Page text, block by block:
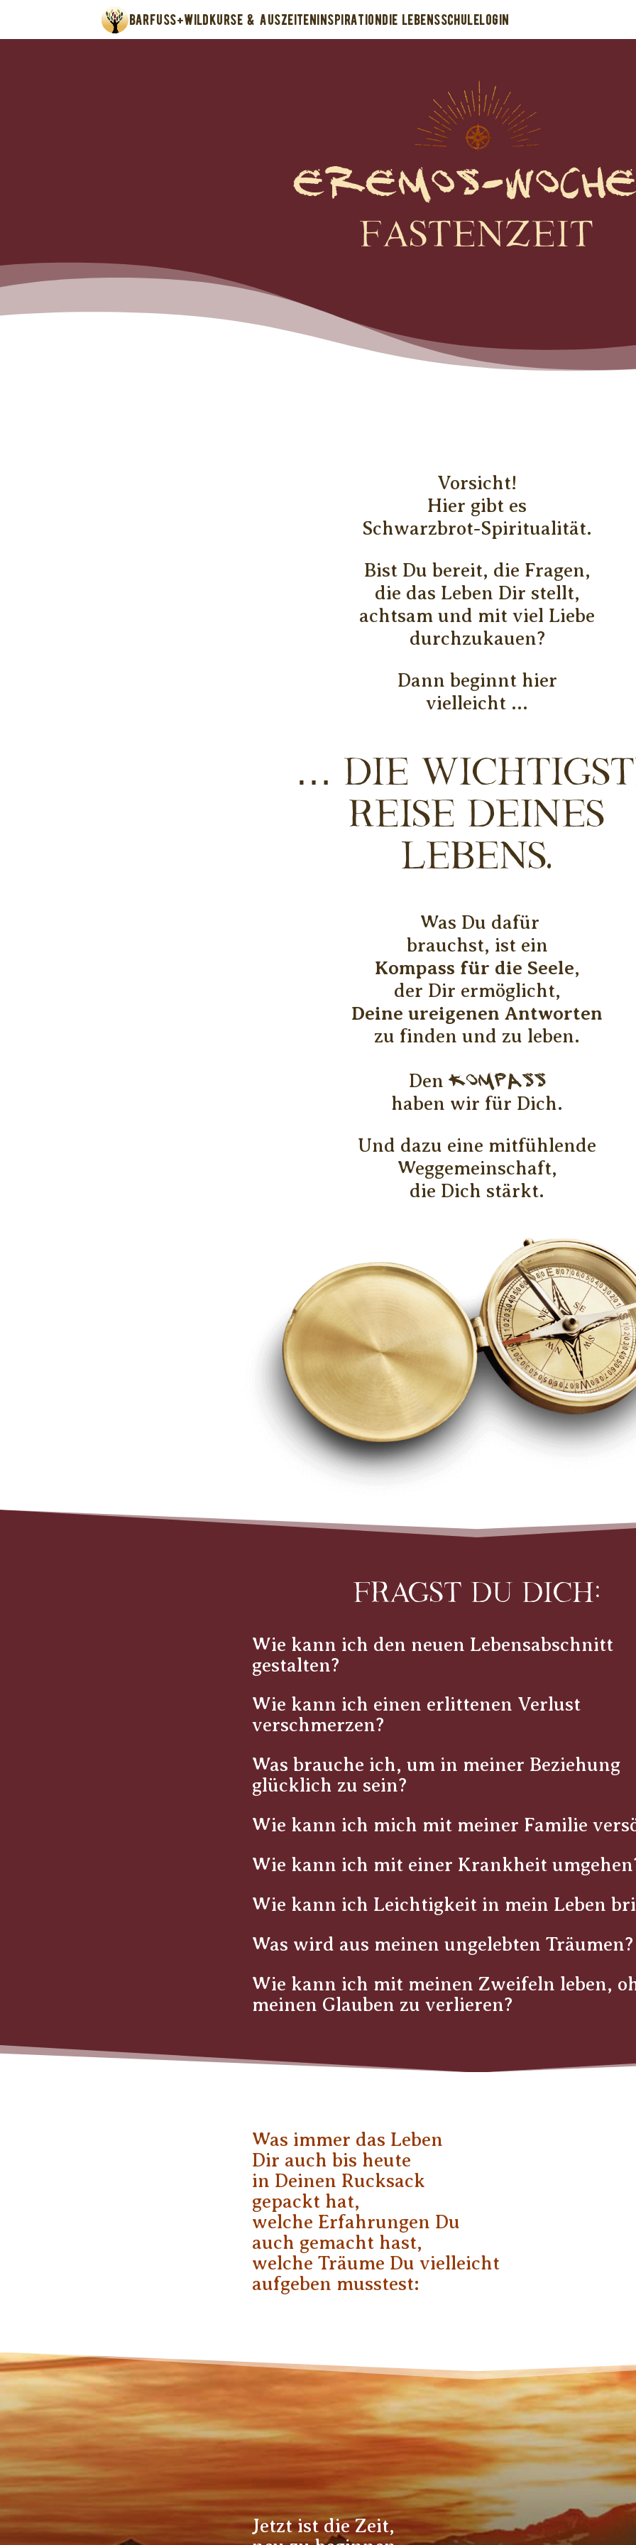
BARFUSS+WILDKURSE & AUSZEITENINSPIRATIONDIE LEBENSSCHULELOGIN
eremos-
Fastenzeit
Vorsicht!
Hier gibt es
Schwarzbrot-Spiritualität.
Bist Du bereit, die Fragen,
die das Leben Dir stellt,
achtsam und mit viel Liebe
durchzukauen?
Dann beginnt hier
vielleicht ...
… die
Reise Deines
Lebens.
Was Du dafür
brauchst, ist ein
Kompass für die Seele,
der Dir ermöglicht,
Deine ureigenen Antworten
zu finden und zu leben.
Den Kompass
haben wir für Dich.
Und dazu eine mitfühlende
Weggemeinschaft,
die Dich stärkt.
FRAGST DU DICH:
Wie kann ich den neuen Lebensabschnitt
gestalten?
Wie kann ich einen erlittenen Verlust
verschmerzen?
Was brauche ich, um in meiner Beziehung
glücklich zu sein?
Wie kann ich mich mit meiner Familie
Wie kann ich mit einer Krankheit
Wie kann ich Leichtigkeit in mein Leben
Was wird aus meinen ungelebten Träumen?
Wie kann ich mit meinen Zweifeln leben,
meinen Glauben zu verlieren?
Was immer das Leben
Dir auch bis heute
in Deinen Rucksack
gepackt hat,
welche Erfahrungen Du
auch gemacht hast,
welche Träume Du vielleicht
aufgeben musstest:
Jetzt ist die Zeit,